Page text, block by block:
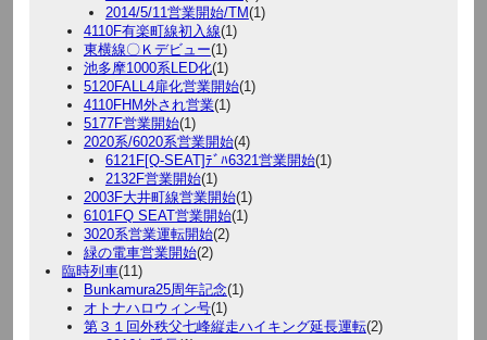
2014/5/11営業開始/TM(1)
4110F有楽町線初入線(1)
東横線〇Ｋデビュー(1)
池多摩1000系LED化(1)
5120FALL4扉化営業開始(1)
4110FHM外され営業(1)
5177F営業開始(1)
2020系/6020系営業開始(4)
6121F[Q-SEAT]ﾃﾞﾊ6321営業開始(1)
2132F営業開始(1)
2003F大井町線営業開始(1)
6101FQ SEAT営業開始(1)
3020系営業運転開始(2)
緑の電車営業開始(2)
臨時列車(11)
Bunkamura25周年記念(1)
オトナハロウィン号(1)
第３１回外秩父七峰縦走ハイキング延長運転(2)